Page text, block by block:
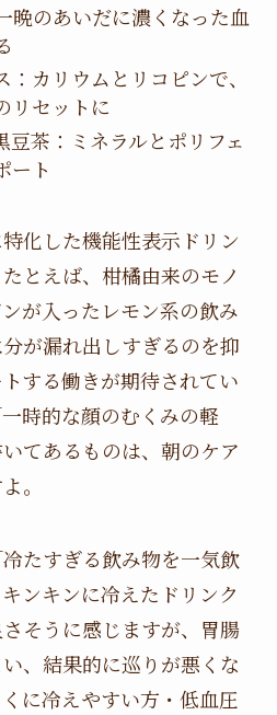
晩のあいだに濃くなった血
カリウムとリコピンで、
リセットに
豆茶：ミネラルとポリフェ
ート
化した機能性表示ドリン
とえば、柑橘由来のモノ
が入ったレモン系の飲み
が漏れ出しすぎるのを抑
する働きが期待されてい
時的な顔のむくみの軽
てあるものは、朝のケア
。
たすぎる飲み物を一気飲
ンキンに冷えたドリンク
そうに感じますが、胃腸
、結果的に巡りが悪くな
に冷えやすい方・低血圧